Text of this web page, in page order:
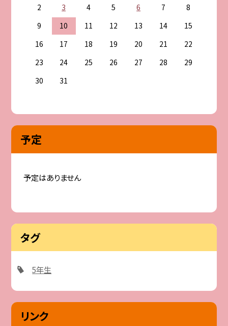
2
3 4 5 6 7
8
9
10 11 12 13 14
15
16
17 18 19 20 21
22
23
24 25 26 27 28
29
30
31
予定
予定はありません
タグ
5年生
リンク